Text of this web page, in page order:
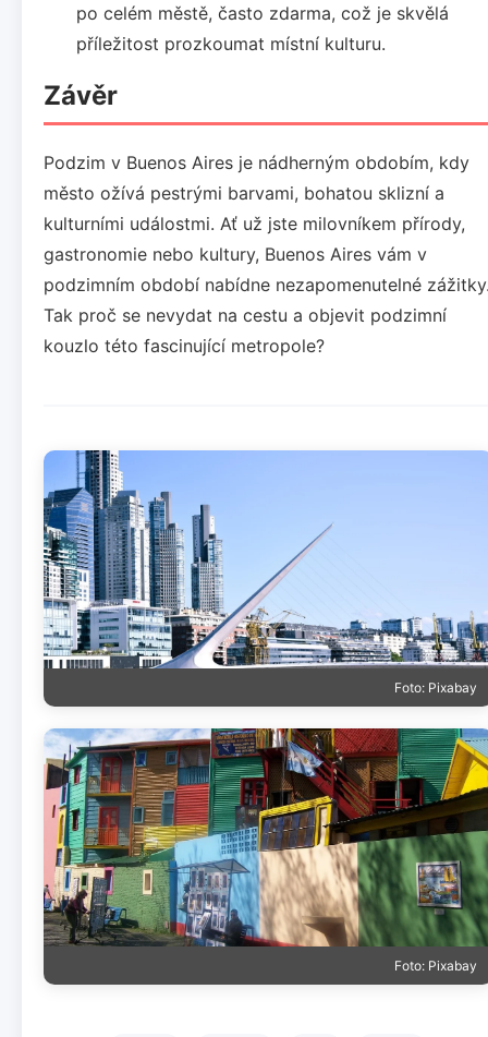
po celém městě, často zdarma, což je skvělá
příležitost prozkoumat místní kulturu.
Závěr
Podzim v Buenos Aires je nádherným obdobím, kdy
město ožívá pestrými barvami, bohatou sklizní a
kulturními událostmi. Ať už jste milovníkem přírody,
gastronomie nebo kultury, Buenos Aires vám v
podzimním období nabídne nezapomenutelné
Tak proč se nevydat na cestu a objevit podzimní
kouzlo této fascinující metropole?
Foto: Pixabay
Foto: Pixabay